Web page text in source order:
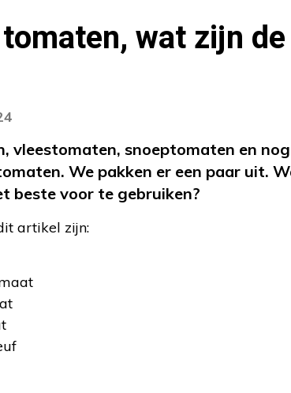
wat zijn de
snoeptomaten en nog
We pakken er een paar uit.
beste voor te gebruiken?
artikel zijn: